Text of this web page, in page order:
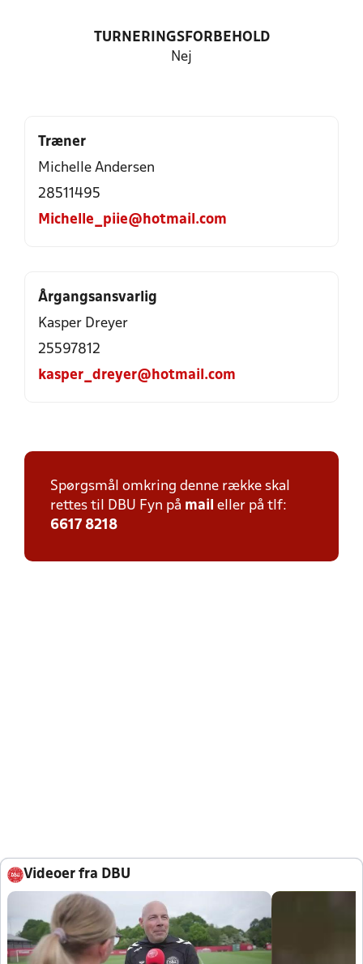
TURNERINGSFORBEHOLD
Nej
Træner
Michelle Andersen
28511495
Michelle_piie@hotmail.com
Årgangsansvarlig
Kasper Dreyer
25597812
kasper_dreyer@hotmail.com
Spørgsmål omkring denne række skal
rettes til DBU Fyn på mail eller på tlf:
6617 8218
Videoer fra DBU